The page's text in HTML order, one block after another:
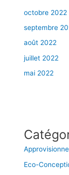
octobre 2022
septembre
août 2022
juillet 2022
mai 2022
Eco-